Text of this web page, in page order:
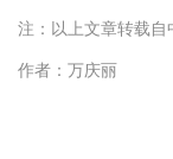
注：以上文章转载
作者：万庆丽